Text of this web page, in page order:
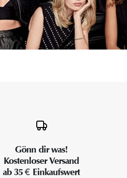
Gönn dir was!
Kostenloser Versand
ab 35 € Einkaufswert